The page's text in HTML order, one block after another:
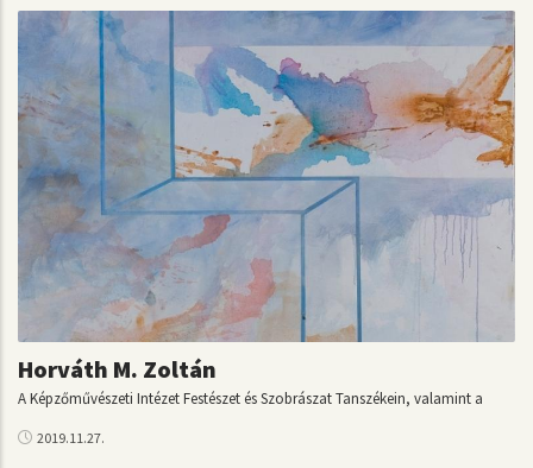
Horváth M. Zoltán
A Képzőművészeti Intézet Festészet és Szobrászat Tanszékein, valamint a
2019.11.27.